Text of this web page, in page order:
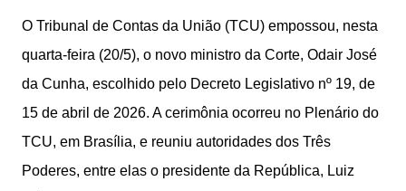
O Tribunal de Contas da União (TCU) empossou, nesta
quarta-feira (20/5), o novo ministro da Corte, Odair José
da Cunha, escolhido pelo Decreto Legislativo nº 19, de
15 de abril de 2026. A cerimônia ocorreu no Plenário do
TCU, em Brasília, e reuniu autoridades dos Três
Poderes, entre elas o presidente da República, Luiz